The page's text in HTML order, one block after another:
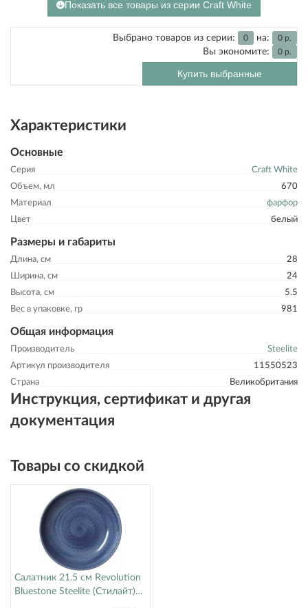
Показать все товары из серии Craft White
Выбрано товаров из серии: 0 на: 0 р.
Вы экономите: 0 р.
Купить выбранные
Характеристики
Основные
Серия
Craft White
Объем, мл
670
Материал
фарфор
Цвет
белый
Размеры и габариты
Длина, см
28
Ширина, см
24
Высота, см
5.5
Вес в упаковке, гр
981
Общая информация
Производитель
Steelite
Артикул производителя
11550523
Страна
Великобритания
Инструкция, сертификат и другая
документация
Товары со скидкой
Салатник 21.5 см Revolution
Bluestone Steelite (Стилайт)